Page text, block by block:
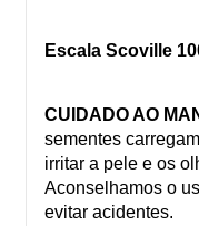
Escala Scoville
CUIDADO AO
sementes
irritar a pele e os
Aconselhamos o
evitar acidentes.